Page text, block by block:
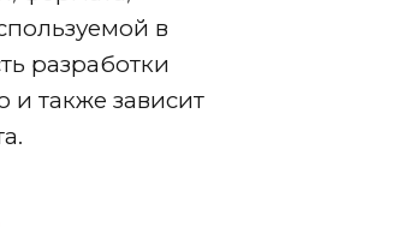
в
разработки
и также зависит